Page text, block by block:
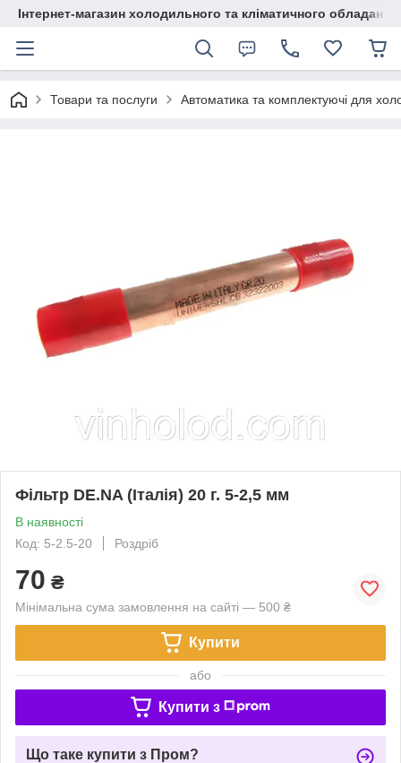
Інтернет-магазин холодильного та кліматичного обладання
Товари та послуги Автоматика та комплектуючі для
Фільтр DE.NA (Італія) 20 г. 5-2,5 мм
В наявності
Код: 5-2.5-20
Роздріб
70 ₴
Мінімальна сума замовлення на сайті — 500 ₴
Купити
або
Купити з
Що таке купити з Пром?